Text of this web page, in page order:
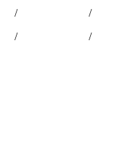
/
/
/ /